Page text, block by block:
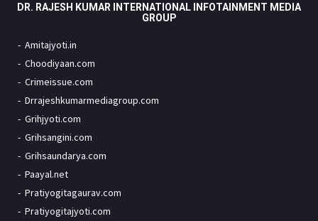
DR. RAJESH KUMAR INTERNATIONAL INFOTAINMENT MEDIA
GROUP
Amitajyoti.in
Choodiyaan.com
Crimeissue.com
Drrajeshkumarmediagroup.com
Grihjyoti.com
Grihsangini.com
Grihsaundarya.com
Paayal.net
Pratiyogitagaurav.com
Pratiyogitajyoti.com